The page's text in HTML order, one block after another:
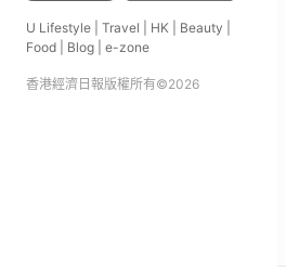
U Lifestyle Travel HK Beauty
Food
Blog e-zone
香港經濟日報版權所有©2026